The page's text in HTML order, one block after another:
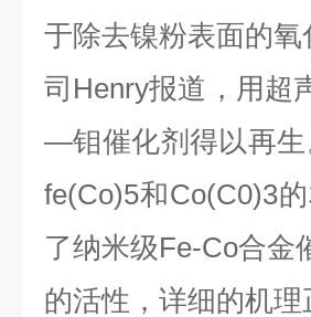
于除去镍粉表面的
司 Henry报道，用超
—钼催化剂得以再生
fe(Co)5和Co(C0)3
了纳米级Fe-Co合金
的活性，详细的机